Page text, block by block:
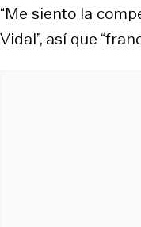
“Me siento la
Vidal”, así que